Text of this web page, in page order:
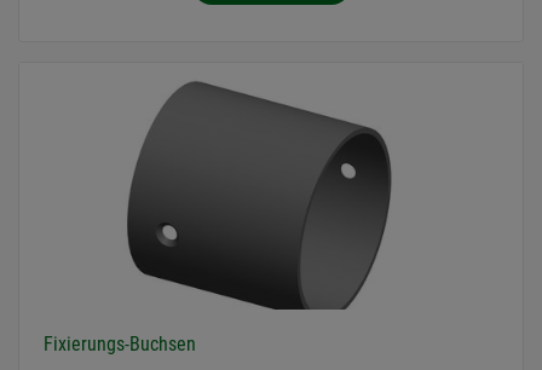
Fixierungs-Buchsen